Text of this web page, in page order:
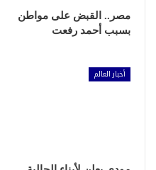
مصر.. القبض على مواطن
بسبب أحمد رفعت
أخبار العالم